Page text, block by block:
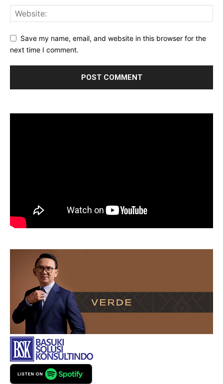
Save my name, email, and website in this browser for the
next time I comment.